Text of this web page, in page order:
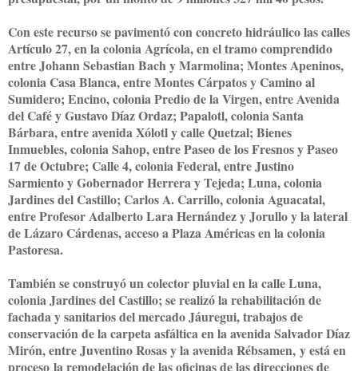
Con este recurso se pavimentó con concreto hidráulico las calles
Artículo 27, en la colonia Agrícola, en el tramo comprendido
entre Johann Sebastian Bach y Marmolina; Montes Apeninos,
colonia Casa Blanca, entre Montes Cárpatos y Camino al
Sumidero; Encino, colonia Predio de la Virgen, entre Avenida
del Café y Gustavo Díaz Ordaz; Papalotl, colonia Santa
Bárbara, entre avenida Xólotl y calle Quetzal; Bienes
Inmuebles, colonia Sahop, entre Paseo de los Fresnos y Paseo
17 de Octubre; Calle 4, colonia Federal, entre Justino
Sarmiento y Gobernador Herrera y Tejeda; Luna, colonia
Jardines del Castillo; Carlos A. Carrillo, colonia Aguacatal,
entre Profesor Adalberto Lara Hernández y Jorullo y la lateral
de Lázaro Cárdenas, acceso a Plaza Américas en la colonia
Pastoresa.
También se construyó un colector pluvial en la calle Luna,
colonia Jardines del Castillo; se realizó la rehabilitación de
fachada y sanitarios del mercado Jáuregui, trabajos de
conservación de la carpeta asfáltica en la avenida Salvador Díaz
Mirón, entre Juventino Rosas y la avenida Rébsamen, y está en
proceso la remodelación de las oficinas de las direcciones de